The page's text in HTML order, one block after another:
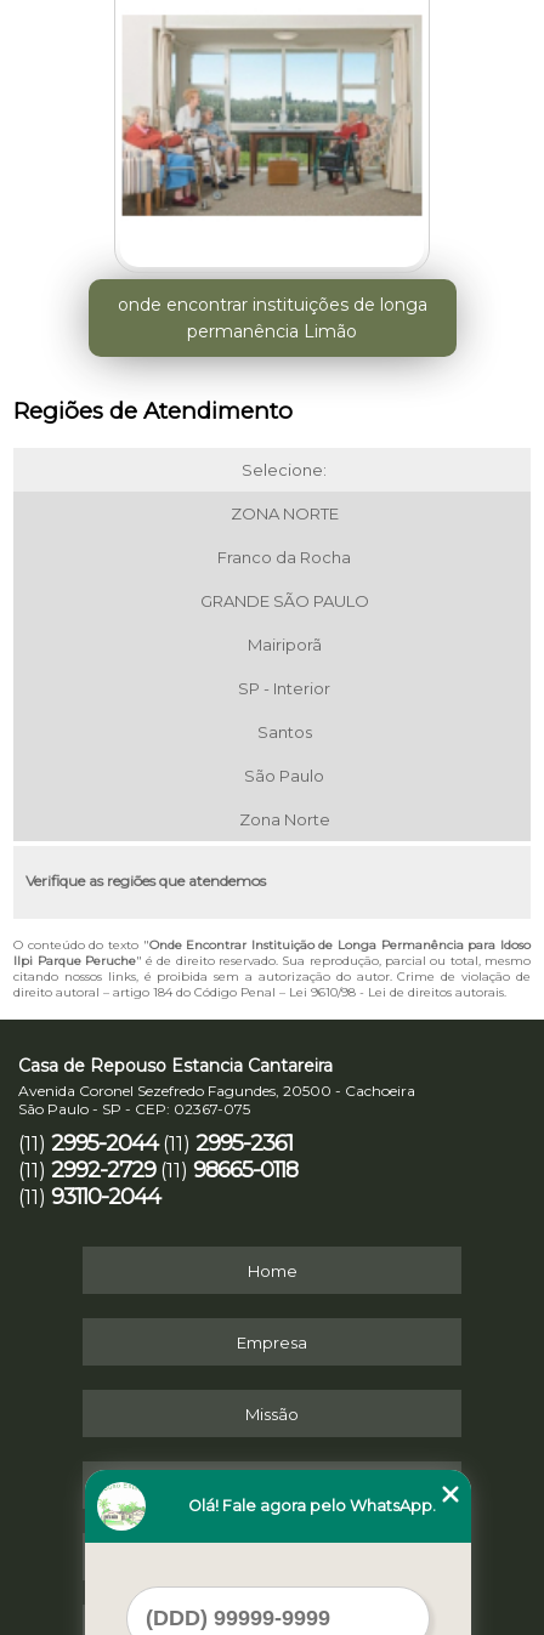
onde encontrar instituições de longa
permanência Limão
Regiões de Atendimento
Selecione:
ZONA NORTE
Franco da Rocha
GRANDE SÃO PAULO
Mairiporã
SP - Interior
Santos
São Paulo
Zona Norte
Verifique as regiões que atendemos
O conteúdo do texto "Onde Encontrar Instituição de Longa Permanência para Idoso
Ilpi Parque Peruche" é de direito reservado. Sua reprodução, parcial ou total, mesmo
citando nossos links, é proibida sem a autorização do autor. Crime de violação de
direito autoral – artigo 184 do Código Penal – Lei 9610/98 - Lei de direitos autorais.
Casa de Repouso Estancia Cantareira
Avenida Coronel Sezefredo Fagundes, 20500 - Cachoeira
São Paulo - SP - CEP: 02367-075
(11) 2995-2044 (11) 2995-2361
(11) 2992-2729 (11) 98665-0118
(11) 93110-2044
Home
Empresa
Missão
Mapa do site
Olá! Fale agora pelo WhatsApp.